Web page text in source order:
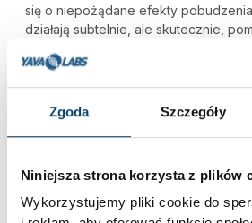
Zgoda Szczegóły
Niniejsza strona korzysta z plików
Wykorzystujemy pliki cookie do
się o niepożądane efekty
działają subtelnie, ale skutecznie,
procesie odchudzania bez ryzyka
Dzięki temu możesz skoncentrować
swoich celów związanych z redukcją
cieszyć się trwałymi efektami.
poczuj różnicę, którą przynoszą
rozwiązania.
NATURALNE METODY